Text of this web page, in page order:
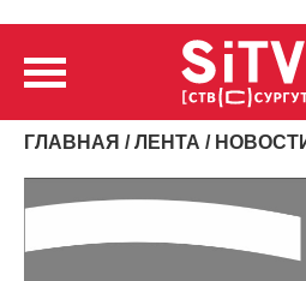
ГЛАВНАЯ /ЛЕНТА /